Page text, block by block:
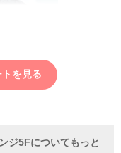
を見る
ジ5Fについてもっと